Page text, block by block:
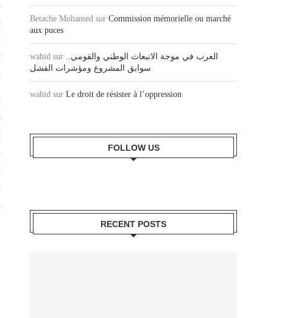
Betache Mohamed sur Commission mémorielle ou marché
aux puces
wahid sur العرب في موجة الانبعاث الوطني والقومي..
سوابق المشروع ومؤشرات الفشل
wahid sur Le droit de résister à l’oppression
FOLLOW US
RECENT POSTS